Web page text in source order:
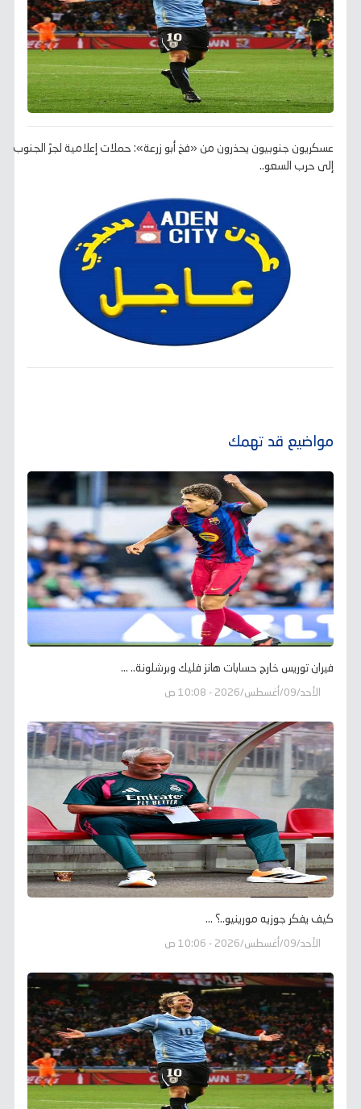
عسكريون جنوبيون يحذرون من «فخ أبو زرعة»: حملات إعلامية لجرّ الجنوب
إلى حرب السعو..
مواضيع قد تهمك
فيران توريس خارج حسابات هانز فليك وبرشلونة.. ...
الأحد/09/أغسطس/2026 - 10:08 ص
كيف يفكر جوزيه مورينيو..؟ ...
الأحد/09/أغسطس/2026 - 10:06 ص